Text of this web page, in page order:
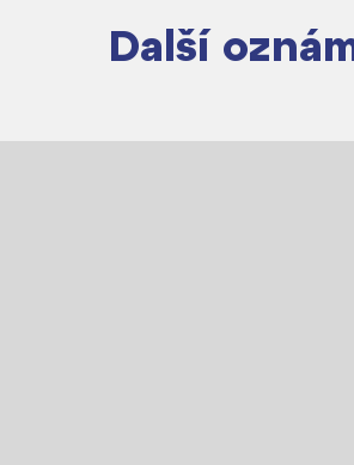
Další
Proč se stát žákem ZŠ ČAG